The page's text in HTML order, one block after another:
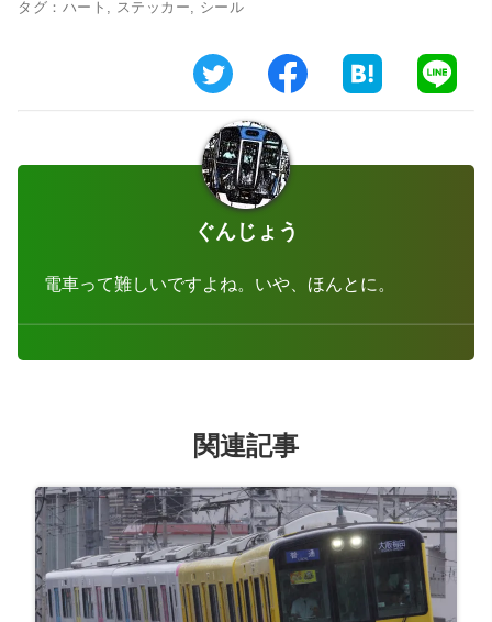
タグ： ハート , ステッカー, シール
ぐんじょう
電車って難しいですよね。いや、ほんとに。
関連記事